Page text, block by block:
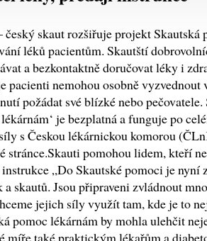
český skaut rozšiřuje projekt Skautská
léků pacientům. Skautští
a bezkontaktně doručovat léky i
pacienti nemohou osobně vyzvednout
požádat své blízké nebo pečovatele.
je bezplatná a funguje po
s Českou lékárnickou komorou
stránce.Skauti pomohou lidem, kteří
„Do Skautské pomoci je nyní
a skautů. Jsou připraveni zvládnout
jejich síly využít tam, kde je to
pomoc lékárnám by mohla ulehčit
míře také praktickým lékařům a